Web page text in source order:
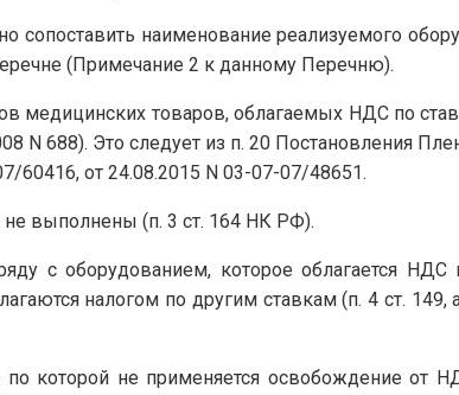
наименование реализуемого
(Примечание 2 к данному Перечню).
медицинских товаров, облагаемых НДС по
N 688). Это следует из п. 20 Постановления
60416, от 24.08.2015 N 03-07-07/48651.
не выполнены (п. 3 ст. 164 НК РФ).
с оборудованием, которое облагается НДС
налогом по другим ставкам (п. 4 ст. 149,
по которой не применяется освобождение